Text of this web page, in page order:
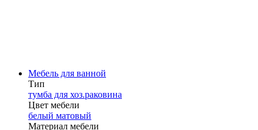
Мебель для ванной
Тип
тумба для хоз.раковина
Цвет мебели
белый матовый
Материал мебели